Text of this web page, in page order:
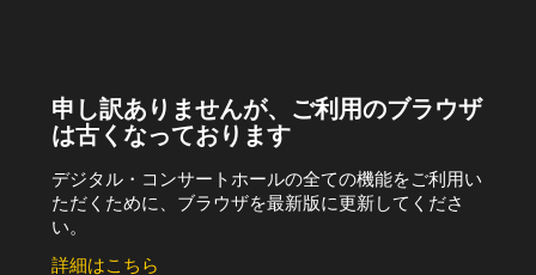
申し訳ありませんが、ご利用のブラウザ
は古くなっております
デジタル・コンサートホールの全ての機能をご利用い
ただくために、ブラウザを最新版に更新してくださ
い。
詳細はこちら